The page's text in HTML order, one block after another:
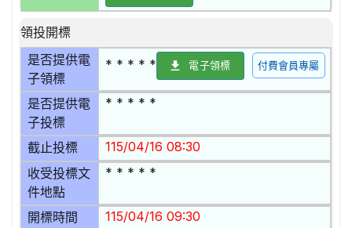
領投開標
是否提供電
子領標
* * * * * 電子領標 付費會員專屬
是否提供電
子投標
* * * * *
截止投標 115/04/16 08:30
收受投標文
件地點
* * * * *
開標時間 115/04/16 09:30